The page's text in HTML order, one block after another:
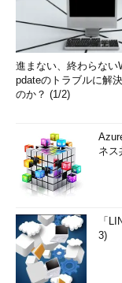
進まない、終わらない
pdateのトラブルに解
のか？ (1/2)
ネス
「
3)